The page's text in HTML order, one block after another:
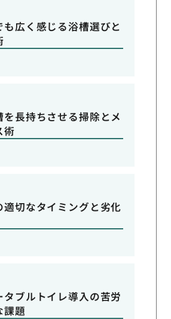
も広く感じる浴槽選びと
を長持ちさせる掃除とメ
術
適切なタイミングと劣化
タブルトイレ導入の苦労
課題